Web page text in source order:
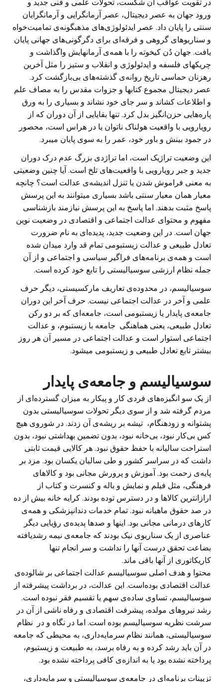
در تقویت عواقب آن شکست، تحولات علمی و فنی جدید و
ورود جهان به عصر دیجیتال، عصر آرمانگرایی و آرمانگرایان
سنتی را پایان داد. عصر ایدئولوژی‌های مذهبگونه‌ی تمامیت‌خواه
و سناریو‌های گروهی و فرقه‌ای برای دگرگونی‌های جهانی پایان
یافت. جهان دُن کیخوته را با همه‌ی آرمانهایش واگذاشت و
چریکهای فلسفه و ایدئولوژی و انقلاب و ستیز را مثل آخرین
رهزنان حماسی تاریخ روانه‌ی گذشته‌های بی‌بازگشت کرد.
عصر دیجیتال مجموع کتابها و جزوات مقدس را به مصاف علم
و اطلاعات کشاند و سر جای خود نشاند و بسیاری را به ورق
پاره‌هایی حزن‌انگیز بدل کرد. تنها بقایایی از آن دوران که از
رویارویی با واقعیت هولناک ناتوان یا در هراس است، محصور
در جمود بینش و باور خود، عمر را به سوی پایان میبرد.
این وضعیت تراژیک است، اما تراژدی بزرگ عدم درک دوران
جدید و جبر رویارویی با واقعیت‌های تلخ است. آیا چنین وضعیتی
به معنی فراموش شدن یا تنزل اندیشه‌ی عدالت است؟ چانچه
معیار همان معیار سنتی باشد بسیاری میتوانند به این پرسش
پاسخ مثبت بدهند. اما پاسخ به این پرسش نیازمند بازشناسی
مفهوم و محتوای عدالت اجتماعی و اقتصادی در وضعیت نوین
جهان است. در این وضعیت جدید، پدیده‌ای به نام ضرورت
تعادل طبیعی و عدالت زیستبومی تمام قد وارد میدان شده
است و همه‌ی برنامه‌های فراگیر سیاسی و اجتماعی و از آن
جمله نظام ارزشی سوسیالیستی را تابع خود کرده است.
سوسیالیسم، در محدوده‌ی تعاریف مارکسیستی، دیگر حرف
علمی و آخر در عدالت اجتماعی نیست. حرف آخر این دوران
جامعه‌ی پایدار یا زیستبومی است، جامعه‌ای که بر دو رکن
تعادل طبیعی، یعنی هماهنگی جامعه با زیستبوم، و عدالت
اجتماعی استوار است و عدالت اجتماعی در مسیر آن هر روز
بیشتر تابع تعادل طبیعی و زیستبومی میشود.
سوسیالیسم و جامعه‌ی پایدار
از یک سو انگیزه‌های فردی کار و پیکار به میزان گسترده‌ای از
مردم گرفته شد و از سوی دیگر تحولات سوسیالیستی بدون
پشتوانه‌ و زودهنگام، تیشه بر ریشه‌ی آن زدند. در شوروی هیچ
کس بی‌کار نبود، بی‌خانه نبود، بدون تضمین بهداشتی نبود، بدون
استراحت سالیانه با حفظ حقوق نبود. هر کالایی قیمت ثابتی
داشت که در سراسر کشور و طی سالیان یکسان بود. مزد بر
پایه‌ی زحمت بود. آموزش و پرورش مجانی بود و کالاهای
فرهنگی، مثل فیلم و نمایش و باله و کنسرت و کتاب از
ارازانترین کالاها و در دسترس توده بودند. کرایه خانه بیش از ده
در صد حقوق ماهیانه نبود. تمام خدمات دندانپزشکی و همه‌ی
کارهای درمانی مجانی بود. اینها و صدها پدیده‌ی رؤیایی دیگر
عناصری از یک سناریوی نیک بودند که جامعه‌ی نیمه رشدیافته
بضاعت تحقق درست آنها را نداشت و سر انجام تنها
کاریکاتوری از آنها باقی ماند.
محتوا و هدف اصلی سوسیالیسم عدالت اجتماعی بر شالوده‌ی
عدالت اقتصادی بوده‌است. این عدالت، در برداشت پیشرفته از
سوسیالیسم، تساوی ساده‌ی سهم یا تقسیم فقر نبوده است.
رشد نیروهای مولده، پیشرفت اقتصادی و رفاه ناشی از آن در
سرشت نظریه سوسیالیسم بوده است. اما در نگاه و در نظام
سوسیالیستی، همانند نظام سرمایه‌داری، به محیطی که جامعه
در آن باید رشد کرده و به رفاه برسد، به طبیعت و زیستبوم،
پرداخته نشده بود یا به اندازه‌ی کافی پرداخته نشده بود.
تزیینات برنامه‌ای در جامعه‌ی سوسیالیستی و سرمایه‌داری،